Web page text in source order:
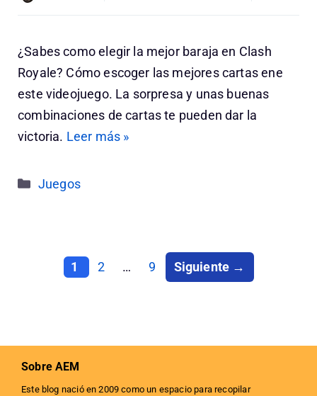
¿Sabes como elegir la mejor baraja en Clash
Royale? Cómo escoger las mejores cartas ene
este videojuego. La sorpresa y unas buenas
combinaciones de cartas te pueden dar la
victoria. Leer más »
Categorías
Juegos
Página
1 Página
2 … Página
9 Siguiente →
Sobre AEM
Este blog nació en 2009 como un espacio para recopilar